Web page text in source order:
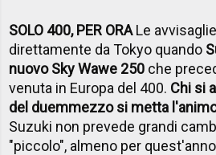
SOLO 400, PER ORALe
direttamente da Tokyo quando
nuovo Sky Wawe 250 che
venuta in Europa del 400. Chi si
del duemmezzo si metta
Suzuki non prevede grandi
"piccolo", almeno per